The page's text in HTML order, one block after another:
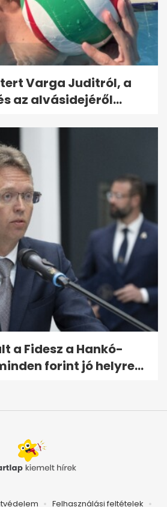
Varga Juditról, a
az alvásidejéről...
a Fidesz a Hankó-
forint jó helyre...
Felhasználási feltételek